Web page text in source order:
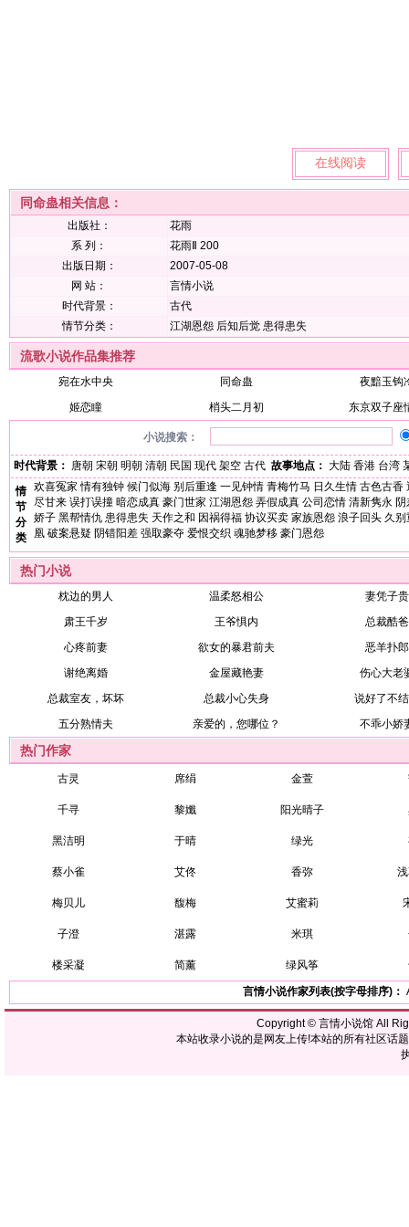
在线阅读
同命蛊相关信息：
出版社：
花雨
系 列：
花雨Ⅱ 200
出版日期：
2007-05-08
网 站：
言情小说
时代背景：
古代
情节分类：
江湖恩怨 后知后觉 患得患失
流歌小说作品集推荐
宛在水中央 同命蛊
夜黯玉钩
姬恋瞳
梢头二月初 东京双子座
小说搜索：
时代背景： 唐朝 宋朝 明朝 清朝 民国 现代 架空 古代 故事地点： 大陆 香港 台湾
情
节
分
类
欢喜冤家 情有独钟 候门似海 别后重逢 一见钟情 青梅竹马 日久生情 古色古香
尽甘来 误打误撞 暗恋成真 豪门世家 江湖恩怨 弄假成真 公司恋情 清新隽永
娇子 黑帮情仇 患得患失 天作之和 因祸得福 协议买卖 家族恩怨 浪子回头 久别
凰 破案悬疑 阴错阳差 强取豪夺 爱恨交织 魂驰梦移 豪门恩怨
热门小说
枕边的男人 温柔怒相公
妻凭子贵
肃王千岁
王爷惧内
总裁酷爸
心疼前妻
欲女的暴君前夫
恶羊扑郎
谢绝离婚
金屋藏艳妻
伤心大老
总裁室友，坏坏
总裁小心失身
说好了不
五分熟情夫
亲爱的，您哪位？ 不乖小娇
热门作家
古灵 席绢 金萱
千寻 黎孅 阳光晴子
黑洁明 于晴 绿光
蔡小雀 艾佟 香弥
梅贝儿 馥梅 艾蜜莉
子澄 湛露 米琪
楼采凝 简薰 绿风筝
言情小说作家列表(按字母排序)：
Copyright © 言情小说馆All
本站收录小说的是网友上传!本站的所有社区话